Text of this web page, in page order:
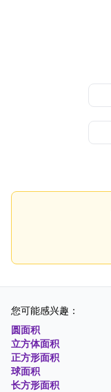
您可能感兴趣：
圆面积
立方体面积
正方形面积
球面积
长方形面积